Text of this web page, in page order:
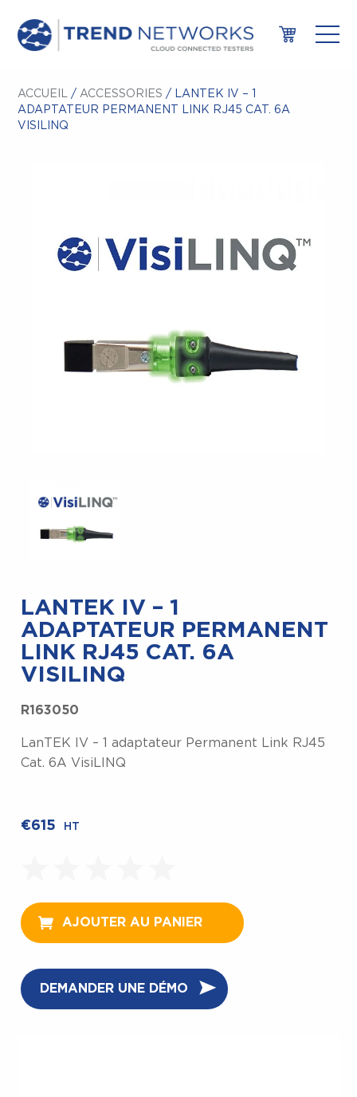
ACCUEIL /ACCESSORIES / LANTEK IV – 1
ADAPTATEUR PERMANENT LINK RJ45 CAT. 6A
VISILINQ
LANTEK IV – 1
ADAPTATEUR PERMANENT
LINK RJ45 CAT. 6A
VISILINQ
R163050
LanTEK IV – 1 adaptateur Permanent Link RJ45
Cat. 6A VisiLINQ
€615 HT
AJOUTER AU PANIER
DEMANDER UNE DÉMO